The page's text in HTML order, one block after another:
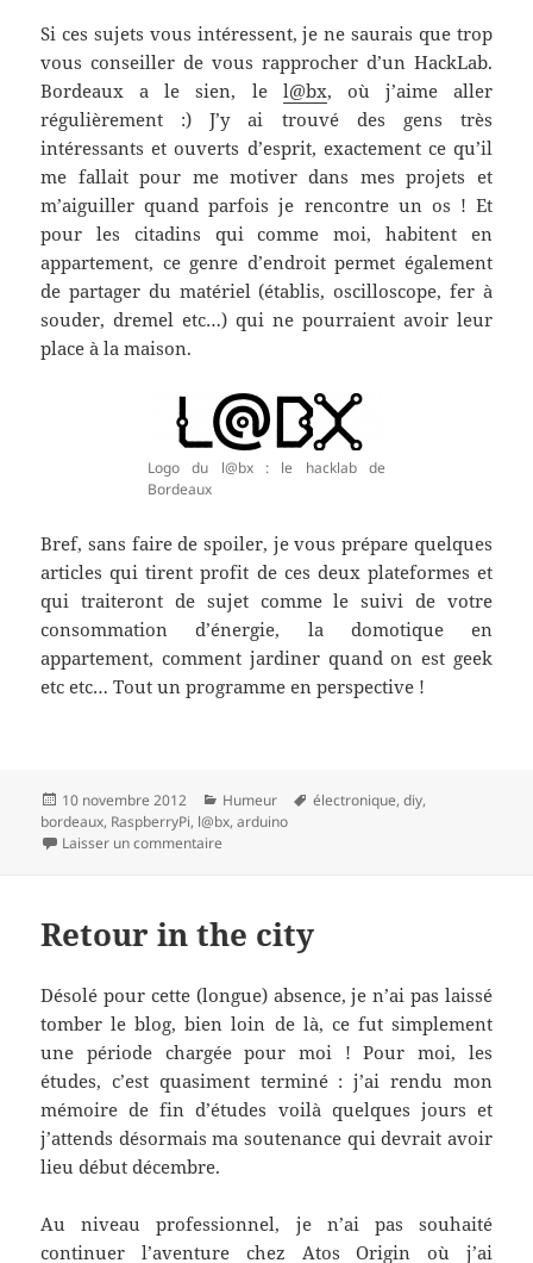
Si ces sujets vous intéressent, je ne saurais que trop
vous conseiller de vous rapprocher d’un HackLab.
Bordeaux a le sien, le l@bx, où j’aime aller
régulièrement :) J’y ai trouvé des gens très
intéressants et ouverts d’esprit, exactement ce qu’il
me fallait pour me motiver dans mes projets et
m’aiguiller quand parfois je rencontre un os ! Et
pour les citadins qui comme moi, habitent en
appartement, ce genre d’endroit permet également
de partager du matériel (établis, oscilloscope, fer à
souder, dremel etc…) qui ne pourraient avoir leur
place à la maison.
Logo du l@bx : le hacklab de
Bordeaux
Bref, sans faire de spoiler, je vous prépare quelques
articles qui tirent profit de ces deux plateformes et
qui traiteront de sujet comme le suivi de votre
consommation d’énergie, la domotique en
appartement, comment jardiner quand on est geek
etc etc… Tout un programme en perspective !
Publié
le
10 novembre 2012 Catégories
Humeur
Mots-
électronique,diy,
bordeaux, RaspberryPi, l@bx,arduino
Laisser un commentaire
Retour in the city
Désolé pour cette (longue) absence, je n’ai pas laissé
tomber le blog, bien loin de là, ce fut simplement
une période chargée pour moi ! Pour moi, les
études, c’est quasiment terminé : j’ai rendu mon
mémoire de fin d’études voilà quelques jours et
j’attends désormais ma soutenance qui devrait avoir
lieu début décembre.
Au niveau professionnel, je n’ai pas souhaité
continuer l’aventure chez Atos Origin où j’ai